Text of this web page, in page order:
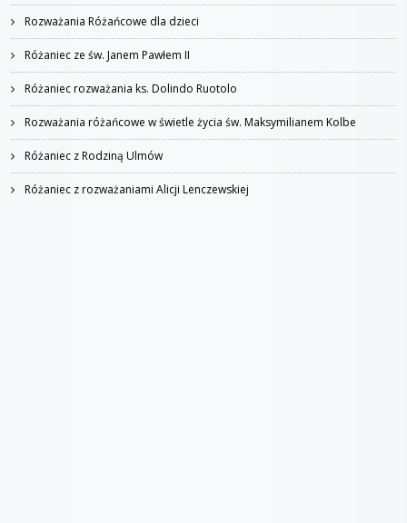
Rozważania Różańcowe dla dzieci
Różaniec ze św. Janem Pawłem II
Różaniec rozważania ks. Dolindo Ruotolo
Rozważania różańcowe w świetle życia św. Maksymilianem Kolbe
Różaniec z Rodziną Ulmów
Różaniec z rozważaniami Alicji Lenczewskiej